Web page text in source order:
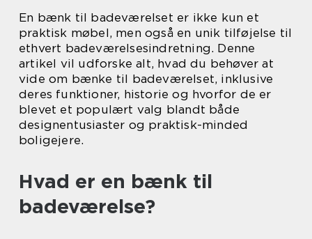
En bænk til badeværelset er ikke kun et
praktisk møbel, men også en unik tilføjelse til
ethvert badeværelsesindretning. Denne
artikel vil udforske alt, hvad du behøver at
vide om bænke til badeværelset, inklusive
deres funktioner, historie og hvorfor de er
blevet et populært valg blandt både
designentusiaster og praktisk-minded
boligejere.
Hvad er en bænk til
badeværelse?